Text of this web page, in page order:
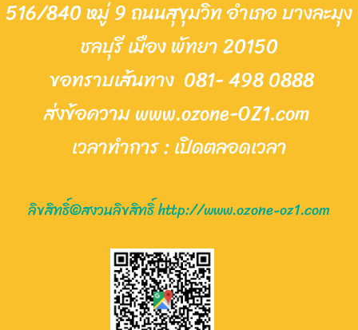
516/840 หมู่ 9 ถนนสุขุมวิท อำเภอ บางละมุง
ชลบุรี เมือง พัทยา 20150
ขอทราบเส้นทาง 081- 498 0888
ส่งข้อความ www.ozone-OZ1.com
เวลาทำการ : เปิดตลอดเวลา
ลิขสิทธิ์©สงวนลิขสิทธิ์ http://www.ozone-oz1.com